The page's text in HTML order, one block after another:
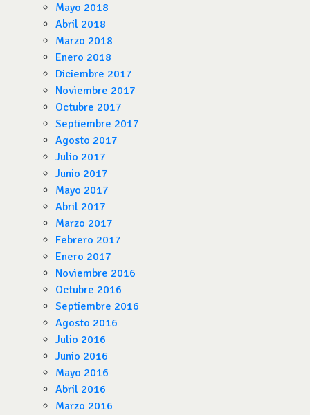
Mayo 2018
Abril 2018
Marzo 2018
Enero 2018
Diciembre 2017
Noviembre 2017
Octubre 2017
Septiembre 2017
Agosto 2017
Julio 2017
Junio 2017
Mayo 2017
Abril 2017
Marzo 2017
Febrero 2017
Enero 2017
Noviembre 2016
Octubre 2016
Septiembre 2016
Agosto 2016
Julio 2016
Junio 2016
Mayo 2016
Abril 2016
Marzo 2016